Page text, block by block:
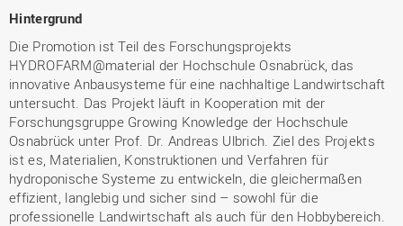
Hintergrund
Die Promotion ist Teil des Forschungsprojekts
HYDROFARM@material der Hochschule Osnabrück, das
innovative Anbausysteme für eine nachhaltige Landwirtschaft
untersucht. Das Projekt läuft in Kooperation mit der
Forschungsgruppe Growing Knowledge der Hochschule
Osnabrück unter Prof. Dr. Andreas Ulbrich. Ziel des Projekts
ist es, Materialien, Konstruktionen und Verfahren für
hydroponische Systeme zu entwickeln, die gleichermaßen
effizient, langlebig und sicher sind – sowohl für die
professionelle Landwirtschaft als auch für den Hobbybereich.